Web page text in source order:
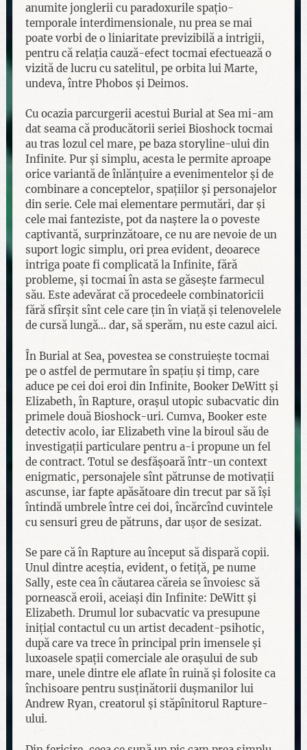
anumite jonglerii cu paradoxurile spațio-
temporale interdimensionale, nu prea se mai
poate vorbi de o liniaritate previzibilă a intrigii,
pentru că relația cauză-efect tocmai efectuează o
vizită de lucru cu satelitul, pe orbita lui Marte,
undeva, între Phobos și Deimos.
Cu ocazia parcurgerii acestui Burial at Sea mi-am
dat seama că producătorii seriei Bioshock tocmai
au tras lozul cel mare, pe baza storyline-ului din
Infinite. Pur și simplu, acesta le permite aproape
orice variantă de înlănțuire a evenimentelor și de
combinare a conceptelor, spațiilor și personajelor
din serie. Cele mai elementare permutări, dar și
cele mai fanteziste, pot da naștere la o poveste
captivantă, surprinzătoare, ce nu are nevoie de un
suport logic simplu, ori prea evident, deoarece
intriga poate fi complicată la Infinite, fără
probleme, și tocmai în asta se găsește farmecul
său. Este adevărat că procedeele combinatoricii
fără sfîrșit sînt cele care țin în viață și telenovelele
de cursă lungă… dar, să sperăm, nu este cazul aici.
În Burial at Sea, povestea se construiește tocmai
pe o astfel de permutare în spațiu și timp, care
aduce pe cei doi eroi din Infinite, Booker DeWitt și
Elizabeth, în Rapture, orașul utopic subacvatic din
primele două Bioshock-uri. Cumva, Booker este
detectiv acolo, iar Elizabeth vine la biroul său de
investigații particulare pentru a-i propune un fel
de contract. Totul se desfășoară într-un context
enigmatic, personajele sînt pătrunse de motivații
ascunse, iar fapte apăsătoare din trecut par să își
întindă umbrele între cei doi, încărcînd cuvintele
cu sensuri greu de pătruns, dar ușor de sesizat.
Se pare că în Rapture au început să dispară copii.
Unul dintre aceștia, evident, o fetiță, pe nume
Sally, este cea în căutarea căreia se învoiesc să
pornească eroii, aceiași din Infinite: DeWitt și
Elizabeth. Drumul lor subacvatic va presupune
inițial contactul cu un artist decadent-psihotic,
după care va trece în principal prin imensele și
luxoasele spații comerciale ale orașului de sub
mare, unele dintre ele aflate în ruină și folosite ca
închisoare pentru susținătorii dușmanilor lui
Andrew Ryan, creatorul și stăpînitorul Rapture-
ului.